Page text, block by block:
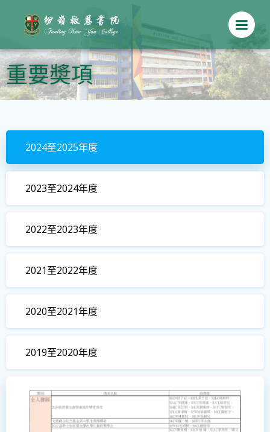
content
重要奬項
2024至2025年度
2023至2024年度
2022至2023年度
2021至2022年度
2020至2021年度
2019至2020年度